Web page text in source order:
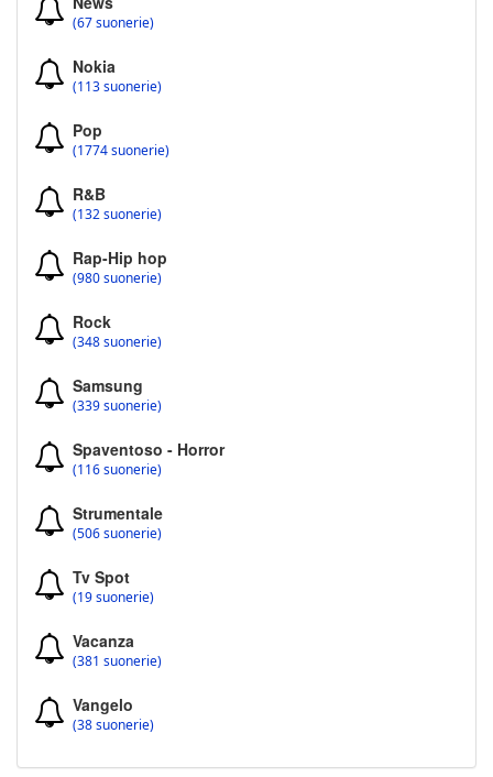
(67 suonerie)
Nokia
(113 suonerie)
Pop
(1774 suonerie)
R&B
(132 suonerie)
Rap-Hip hop
(980 suonerie)
Rock
(348 suonerie)
Samsung
(339 suonerie)
Spaventoso - Horror
(116 suonerie)
Strumentale
(506 suonerie)
Tv Spot
(19 suonerie)
Vacanza
(381 suonerie)
Vangelo
(38 suonerie)